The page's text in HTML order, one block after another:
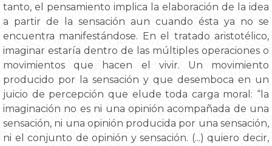
tanto, el pensamiento implica la elaboración de la idea
a partir de la sensación aun cuando ésta ya no se
encuentra manifestándose. En el tratado aristotélico,
imaginar estaría dentro de las múltiples operaciones o
movimientos que hacen el vivir. Un movimiento
producido por la sensación y que desemboca en un
juicio de percepción que elude toda carga moral: “la
imaginación no es ni una opinión acompañada de una
sensación, ni una opinión producida por una sensación,
ni el conjunto de opinión y sensación. (...) quiero decir,